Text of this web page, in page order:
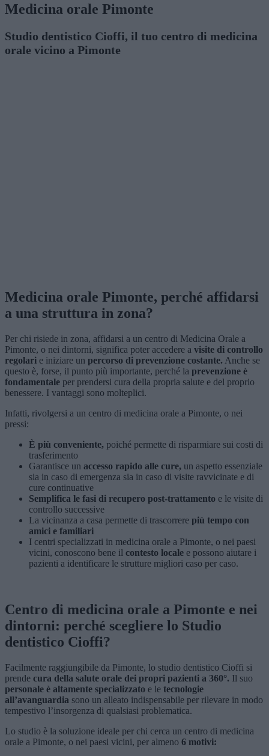
Medicina orale Pimonte
Studio dentistico Cioffi, il tuo centro di medicina
orale vicino a Pimonte
Medicina orale Pimonte, perché affidarsi
a una struttura in zona?
Per chi risiede in zona, affidarsi a un centro di Medicina Orale a
Pimonte, o nei dintorni, significa poter accedere a visite di controllo
regolari e iniziare un percorso di prevenzione costante. Anche se
questo è, forse, il punto più importante, perché la prevenzione è
fondamentale per prendersi cura della propria salute e del proprio
benessere. I vantaggi sono molteplici.
Infatti, rivolgersi a un centro di medicina orale a Pimonte, o nei
pressi:
È più conveniente, poiché permette di risparmiare sui costi di
trasferimento
Garantisce un accesso rapido alle cure, un aspetto essenziale
sia in caso di emergenza sia in caso di visite ravvicinate e di
cure continuative
Semplifica le fasi di recupero post-trattamento e le visite di
controllo successive
La vicinanza a casa permette di trascorrere più tempo con
amici e familiari
I centri specializzati in medicina orale a Pimonte, o nei paesi
vicini, conoscono bene il contesto locale e possono aiutare i
pazienti a identificare le strutture migliori caso per caso.
Centro di medicina orale a Pimonte e nei
dintorni: perché scegliere lo Studio
dentistico Cioffi?
Facilmente raggiungibile da Pimonte, lo studio dentistico Cioffi si
prende cura della salute orale dei propri pazienti a 360°. Il suo
personale è altamente specializzato e le tecnologie
all’avanguardia sono un alleato indispensabile per rilevare in modo
tempestivo l’insorgenza di qualsiasi problematica.
Lo studio è la soluzione ideale per chi cerca un centro di medicina
orale a Pimonte, o nei paesi vicini, per almeno 6 motivi: